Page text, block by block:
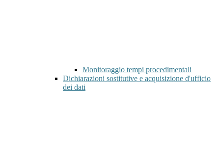
Monitoraggio tempi procedimentali
Dichiarazioni sostitutive e acquisizione d'ufficio
dei dati